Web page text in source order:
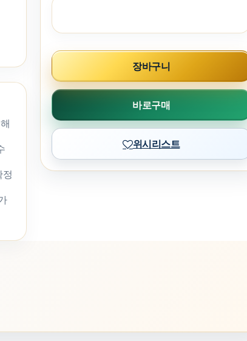
정
바로구매
장바구니
위시리스트